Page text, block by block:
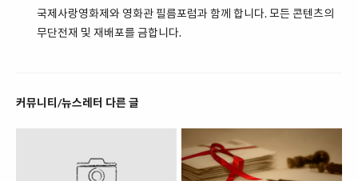
국제사랑영화제와 영화관 필름포럼과 함께 합니다. 모든 콘텐츠의
무단전재 및 재배포를 금합니다.
커뮤니티/뉴스레터 다른 글